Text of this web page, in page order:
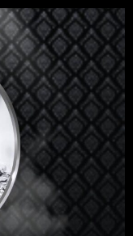
ເຂົ້າສູ່ລະບົບ
right?